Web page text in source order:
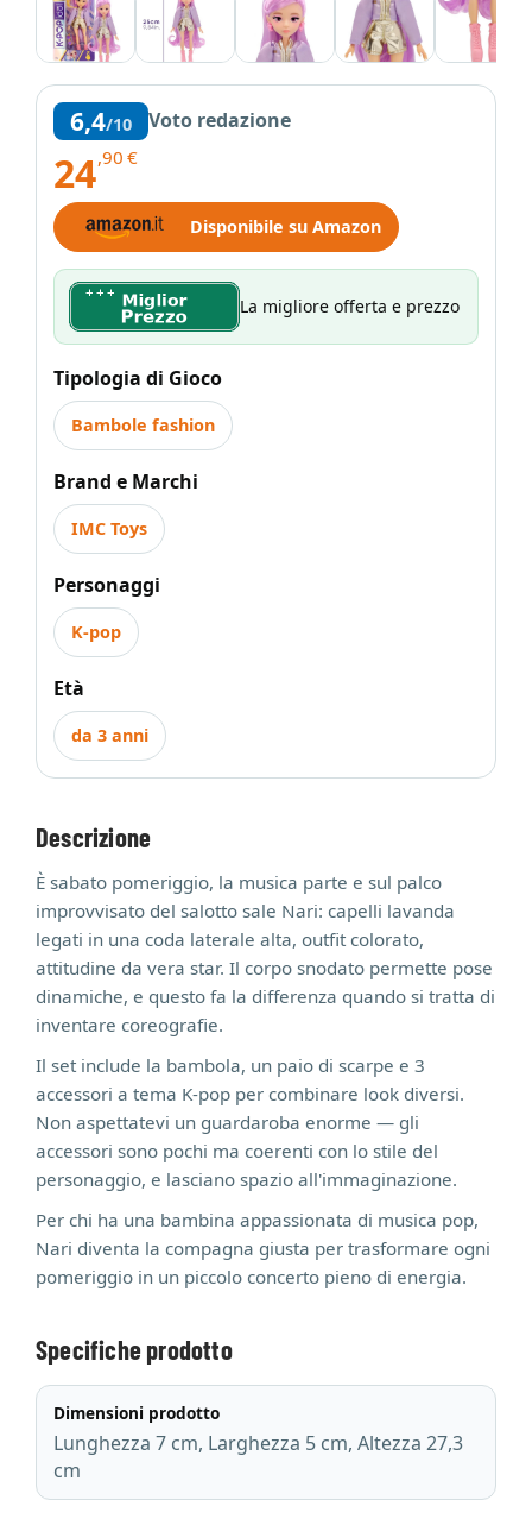
6,4/10 Voto redazione
24,90 €
Disponibile su Amazon
La migliore offerta e prezzo
Tipologia di Gioco
Bambole fashion
Brand e Marchi
IMC Toys
Personaggi
K-pop
Età
da 3 anni
Descrizione
È sabato pomeriggio, la musica parte e sul palco
improvvisato del salotto sale Nari: capelli lavanda
legati in una coda laterale alta, outfit colorato,
attitudine da vera star. Il corpo snodato permette pose
dinamiche, e questo fa la differenza quando si tratta di
inventare coreografie.
Il set include la bambola, un paio di scarpe e 3
accessori a tema K-pop per combinare look diversi.
Non aspettatevi un guardaroba enorme — gli
accessori sono pochi ma coerenti con lo stile del
personaggio, e lasciano spazio all'immaginazione.
Per chi ha una bambina appassionata di musica pop,
Nari diventa la compagna giusta per trasformare ogni
pomeriggio in un piccolo concerto pieno di energia.
Specifiche prodotto
Dimensioni prodotto
Lunghezza 7 cm, Larghezza 5 cm, Altezza 27,3
cm